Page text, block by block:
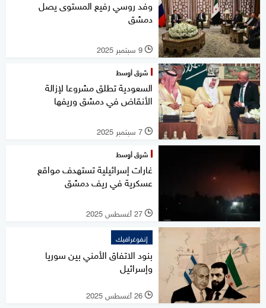
وفد روسي رفيع المستوى يصل
دمشق
l 9 سبتمبر 2025
شرق أوسط
السعودية تطلق مشروعا لإزالة
الأنقاض في دمشق وريفها
l 7 سبتمبر 2025
شرق أوسط
غارات إسرائيلية تستهدف مواقع
عسكرية في ريف دمشق
l 27 أغسطس 2025
إنفوغرافيك
بنود الاتفاق الأمني بين سوريا
وإسرائيل
l 26 أغسطس 2025